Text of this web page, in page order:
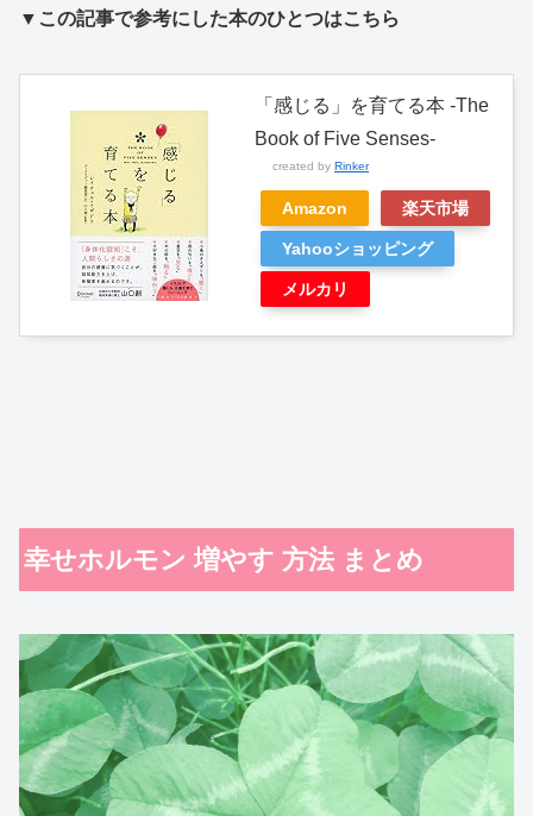
▼この記事で参考にした本のひとつはこちら
「感じる」を育てる本 -The
Book of Five Senses-
created by Rinker
Amazon 楽天市場
Yahooショッピング
メルカリ
幸せホルモン 増やす 方法 まとめ